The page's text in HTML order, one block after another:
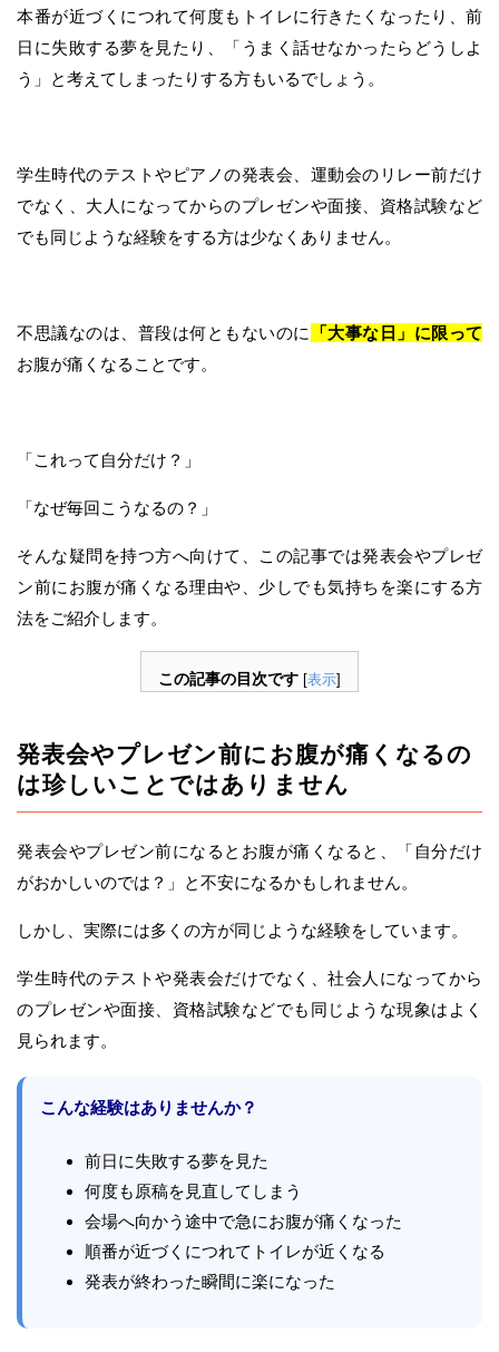
本番が近づくにつれて何度もトイレに行きたくなったり、前
日に失敗する夢を見たり、「うまく話せなかったらどうしよ
う」と考えてしまったりする方もいるでしょう。
学生時代のテストやピアノの発表会、運動会のリレー前だけ
でなく、大人になってからのプレゼンや面接、資格試験など
でも同じような経験をする方は少なくありません。
不思議なのは、普段は何ともないのに
「大事な日」に限って
お腹が痛くなることです。
「これって自分だけ？」
「なぜ毎回こうなるの？」
そんな疑問を持つ方へ向けて、この記事では発表会やプレゼ
ン前にお腹が痛くなる理由や、少しでも気持ちを楽にする方
法をご紹介します。
この記事の目次です [表示]
発表会やプレゼン前にお腹が痛くなるの
は珍しいことではありません
発表会やプレゼン前になるとお腹が痛くなると、「自分だけ
がおかしいのでは？」と不安になるかもしれません。
しかし、実際には多くの方が同じような経験をしています。
学生時代のテストや発表会だけでなく、社会人になってから
のプレゼンや面接、資格試験などでも同じような現象はよく
見られます。
こんな経験はありませんか？
前日に失敗する夢を見た
何度も原稿を見直してしまう
会場へ向かう途中で急にお腹が痛くなった
順番が近づくにつれてトイレが近くなる
発表が終わった瞬間に楽になった